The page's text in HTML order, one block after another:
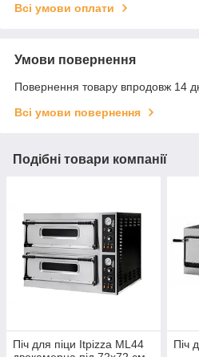
Всі умови оплати
Умови повернення
Повернення товару впродовж 14
Всі умови повернення
Подібні товари компанії
Піч для піци Itpizza ML44
Піч